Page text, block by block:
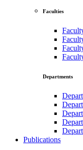
Faculties
Departments
Publications